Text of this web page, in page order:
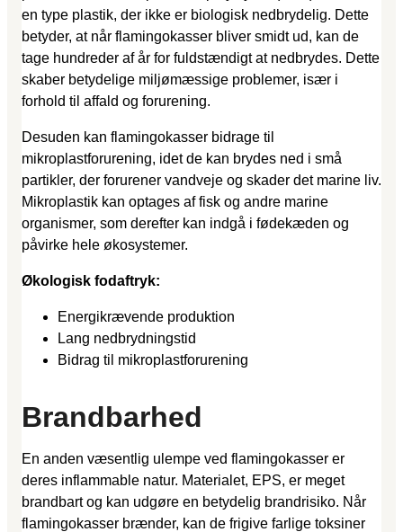
en type plastik, der ikke er biologisk nedbrydelig. Dette
betyder, at når flamingokasser bliver smidt ud, kan de
tage hundreder af år for fuldstændigt at nedbrydes. Dette
skaber betydelige miljømæssige problemer, især i
forhold til affald og forurening.
Desuden kan flamingokasser bidrage til
mikroplastforurening, idet de kan brydes ned i små
partikler, der forurener vandveje og skader det marine liv.
Mikroplastik kan optages af fisk og andre marine
organismer, som derefter kan indgå i fødekæden og
påvirke hele økosystemer.
Økologisk fodaftryk:
Energikrævende produktion
Lang nedbrydningstid
Bidrag til mikroplastforurening
Brandbarhed
En anden væsentlig ulempe ved flamingokasser er
deres inflammable natur. Materialet, EPS, er meget
brandbart og kan udgøre en betydelig brandrisiko. Når
flamingokasser brænder, kan de frigive farlige toksiner